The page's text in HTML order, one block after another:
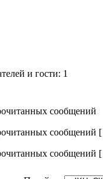
и гости: 1
сообщений
сообщений
сообщений [